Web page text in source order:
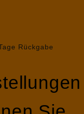
Rückgabe